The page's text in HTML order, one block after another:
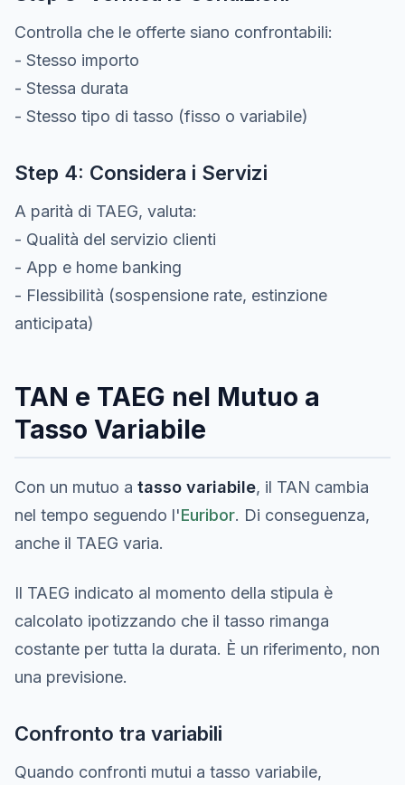
Controlla che le offerte siano confrontabili:
- Stesso importo
- Stessa durata
- Stesso tipo di tasso (fisso o variabile)
Step 4: Considera i Servizi
A parità di TAEG, valuta:
- Qualità del servizio clienti
- App e home banking
- Flessibilità (sospensione rate, estinzione
anticipata)
TAN e TAEG nel Mutuo a
Tasso Variabile
Con un mutuo a tasso variabile, il TAN cambia
nel tempo seguendo l'Euribor. Di conseguenza,
anche il TAEG varia.
Il TAEG indicato al momento della stipula è
calcolato ipotizzando che il tasso rimanga
costante per tutta la durata. È un riferimento, non
una previsione.
Confronto tra variabili
Quando confronti mutui a tasso variabile,